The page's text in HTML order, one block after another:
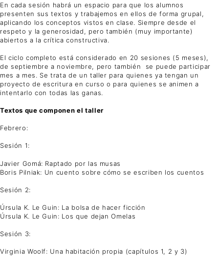
En cada sesión habrá un espacio para que los alumnos
presenten sus textos y trabajemos en ellos de forma grupal,
aplicando los conceptos vistos en clase. Siempre desde el
respeto y la generosidad, pero también (muy importante)
abiertos a la crítica constructiva.
El ciclo completo está considerado en 20 sesiones (5 meses),
de septiembre a noviembre, pero también se puede participar
mes a mes. Se trata de un taller para quienes ya tengan un
proyecto de escritura en curso o para quienes se animen a
intentarlo con todas las ganas.
Textos que componen el taller
Febrero:
Sesión 1:
Javier Gomá: Raptado por las musas
Boris Pilniak: Un cuento sobre cómo se escriben los cuentos
Sesión 2:
Úrsula K. Le Guin: La bolsa de hacer ficción
Úrsula K. Le Guin: Los que dejan Omelas
Sesión 3:
Virginia Woolf: Una habitación propia (capítulos 1, 2 y 3)